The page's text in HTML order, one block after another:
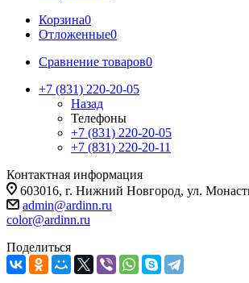
Корзина0
Отложенные0
Сравнение товаров0
+7 (831) 220-20-05
Назад
Телефоны
+7 (831) 220-20-05
+7 (831) 220-20-11
Контактная информация
603016, г. Нижний Новгород, ул.
admin@ardinn.ru
color@ardinn.ru
Поделиться